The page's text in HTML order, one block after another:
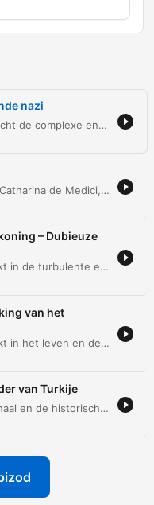
nazi
Deze aflevering van Grote Namen belicht de complexe en dubieuze geschiedenis van Charles Lindbergh. De podcast beschrijft zijn legendarische eerste solo-Atlantische vlucht en de wereldwijde roem die hij verwierf, maar duikt ook in de duistere hoofdstukken van zijn leven, waaronder de tragische ontvoering van zijn zoon. Verder wordt ingegaan op de controverses rondom Lindberghs banden met Nazi-Duitsland en zijn rol binnen de America First Committee. Ondanks latere pogingen om zijn imago te redden, bleven zijn antisemitische retoriek en politieke keuzes een blijvende smet op zijn nalatenschap. De aflevering sluit af met een blik op de chaos tijdens de Franse Revolutie in Parijs.
Deze aflevering belicht het leven van Catharina de Medici, haar problematische huwelijk met Henri en haar politieke overlevingsstrategieën aan het Franse hof. We verkennen hoe zij navigeerde tussen de religieuze spanningen tussen de Guises en de Bourbons, terwijl ze tegelijkertijd de culturele invloed van Frankrijk vormgaf. Daarnaast behandelen we de turbulente periode van de Franse godsdienstoorlogen, de escalatie naar de Bartholomeusnacht en de opkomst van Henri III. De aflevering sluit af met het einde van het huis Valois na de moord op Henri III, de strategische huwelijken van Catharina's dochters en de profetieën van Nostradamus.
– Dubieuze
Deze aflevering van Grote Namen duikt in de turbulente en dubieuze geschiedenis van wielrenner Lance Armstrong. Van zijn vroege fraude met geboortedata tot de systematische dopingcultuur met behulp van Dr. Michele Ferrari, de podcast belicht hoe Armstrong een imperium opbouwde dat uiteindelijk instortte door klokkenluiders. Daarnaast wordt de oorsprong van de Tour de France besproken, die voortkwam uit politieke spanningen rond de Dreyfus-affaire en een marketingstrategie van Henri Desgranges om zijn sportkrant weer succesvol te maken.
van het
Deze aflevering van Grote Namen duikt in het leven en de blijvende nalatenschap van Sigmund Freud. We volgen zijn ontwikkeling van een jonge arts gefascineerd door fysiologie naar de grondlegger van de psychoanalyse, waarbij we onderzoeken hoe hij de link legde tussen trauma en fysieke symptomen. Daarnaast bespreken we de diepe impact van zijn theorieën over het id, ego en superego op onze taal, cultuur en zelfs moderne marketing. De aflevering behandelt ook de schaduwzijden van zijn leven, waaronder zijn vlucht voor het nazisme en de wetenschappelijke kritiek op zijn methoden.
van Turkije
Deze aflevering belicht het levensverhaal en de historische impact van Mustafa Kemal Atatürk. Van zijn vroege jaren in Thessaloniki tot zijn opkomst als militair leider tijdens de Eerste Wereldoorlog en de Slag bij Gallipoli, wordt de weg naar de vorming van de Turkse nationale beweging beschreven. De focus ligt op de radicale transformatie van het Ottomaanse Rijk naar de Turkse Republiek. We bespreken de politieke strategieën, de strijd tegen de Griekse invasie en de grootschalige moderniseringsdrang van Atatürk, die leidde tot een nieuwe nationale identiteit en ingrijpende culturele hervormingen.